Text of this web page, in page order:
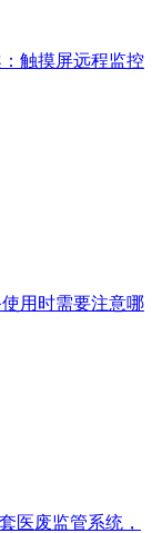
触摸屏远程监控
用时需要注意哪
医废监管系统，